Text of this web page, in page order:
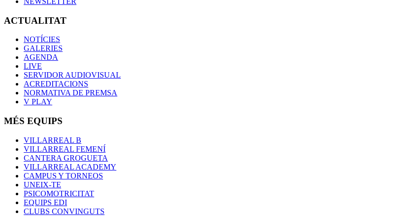
ACTUALITAT
NOTÍCIES
GALERIES
AGENDA
LIVE
SERVIDOR AUDIOVISUAL
ACREDITACIONS
NORMATIVA DE PREMSA
V PLAY
MÉS EQUIPS
VILLARREAL B
VILLARREAL FEMENÍ
CANTERA GROGUETA
VILLARREAL ACADEMY
CAMPUS Y TORNEOS
UNEIX-TE
PSICOMOTRICITAT
EQUIPS EDI
CLUBS CONVINGUTS